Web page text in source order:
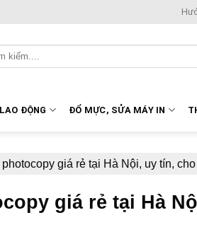
ĐỘNG ĐỔ MỰC, SỬA MÁY IN
giá rẻ tại Hà Nội, uy tín,
giá rẻ tại Hà